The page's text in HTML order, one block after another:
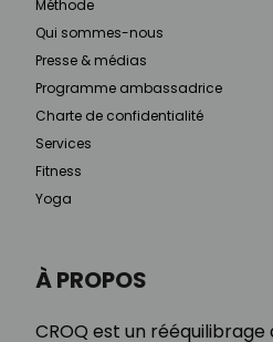
À PROPOS
CROQ est un
Méthode
Qui sommes-nous
Presse & médias
Programme ambassadrice
Charte de confidentialité
Services
Fitness
Yoga